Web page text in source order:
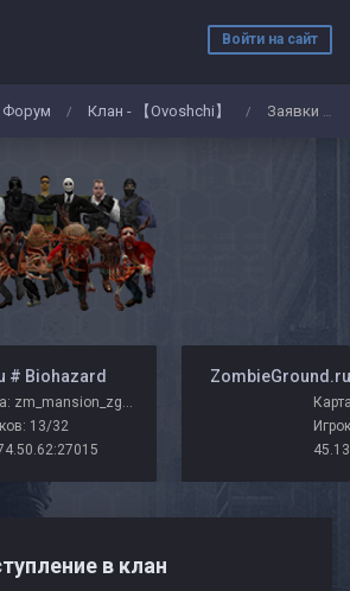
Войти на сайт
Форум / Клан - 【Ovoshchi】 / Заявки на вступление в клан
# Biohazard
Карта: zm_mansion_zg_v2
13/32
в клан